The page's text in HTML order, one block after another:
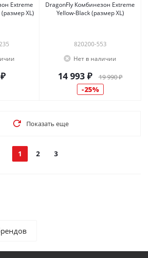
Extreme
XL)
DragonFly Комбинезон Extreme
Yellow-Black (размер XL)
820200-553
Нет в наличии
14 993 ₽ 19 990 ₽
25%
Показать еще
1 2 3